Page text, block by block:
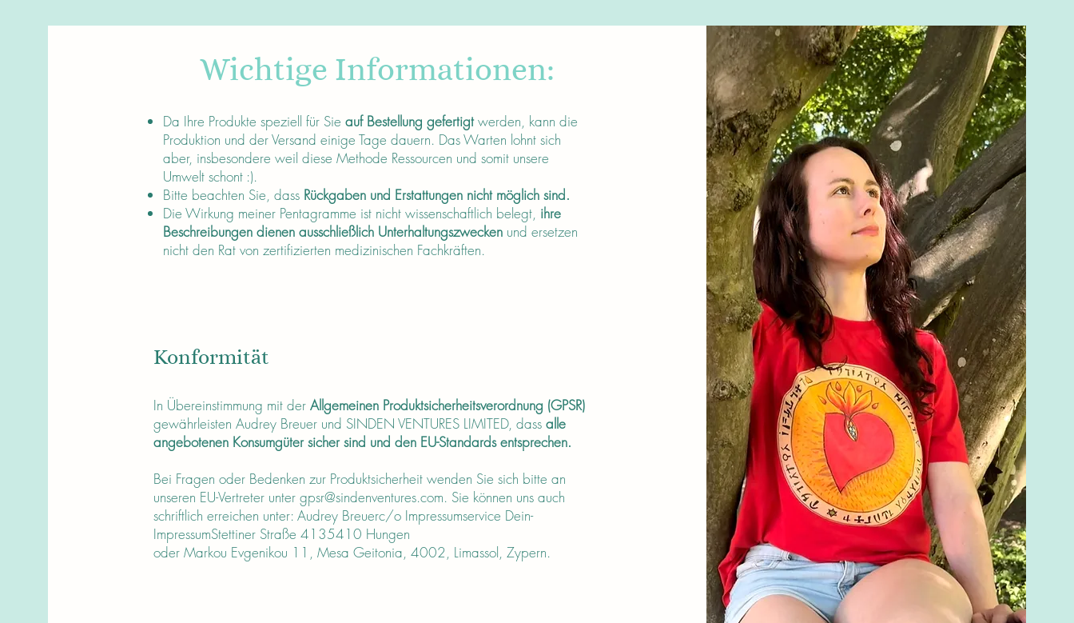
Wichtige Informationen:
About
Da Ihre Produkte speziell für Sie auf Bestellung gefertigtwerden, kann die
Produktion und der Versand einige Tage dauern. Das Warten lohnt sich
aber, insbesondere weil diese Methode Ressourcen und somit unsere
Umwelt schont :).
Bitte beachten Sie, dass Rückgaben und Erstattungen nicht möglich sind.
Die Wirkung meiner Pentagramme ist nicht wissenschaftlich belegt, ihre
Beschreibungen dienen ausschließlich Unterhaltungszweckenund ersetzen
nicht den Rat von zertifizierten medizinischen Fachkräften.
Konformität
In Übereinstimmung mit der Allgemeinen Produktsicherheitsverordnung (GPSR)
gewährleisten Audrey Breuer und SINDEN VENTURES LIMITED, dass alle
angebotenen Konsumgüter sicher sind und den EU-Standards entsprechen.
Bei Fragen oder Bedenken zur Produktsicherheit wenden Sie sich bitte an
unseren EU-Vertreter unter gpsr@sindenventures.com. Sie können uns auch
schriftlich erreichen unter: Audrey Breuerc/o Impressumservice Dein-
ImpressumStettiner Straße 4135410 Hungen
oder Markou Evgenikou 11, Mesa Geitonia, 4002, Limassol, Zypern.